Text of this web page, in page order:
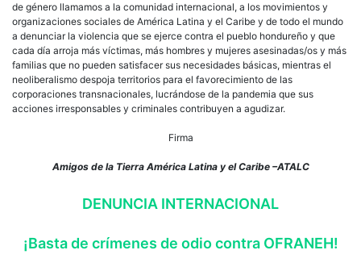
de género llamamos a la comunidad internacional, a los movimientos y
organizaciones sociales de América Latina y el Caribe y de todo el mundo
a denunciar la violencia que se ejerce contra el pueblo hondureño y que
cada día arroja más víctimas, más hombres y mujeres asesinadas/os y más
familias que no pueden satisfacer sus necesidades básicas, mientras el
neoliberalismo despoja territorios para el favorecimiento de las
corporaciones transnacionales, lucrándose de la pandemia que sus
acciones irresponsables y criminales contribuyen a agudizar.
Firma
Amigos de la Tierra América Latina y el Caribe –ATALC
DENUNCIA INTERNACIONAL
¡Basta de crímenes de odio contra OFRANEH!